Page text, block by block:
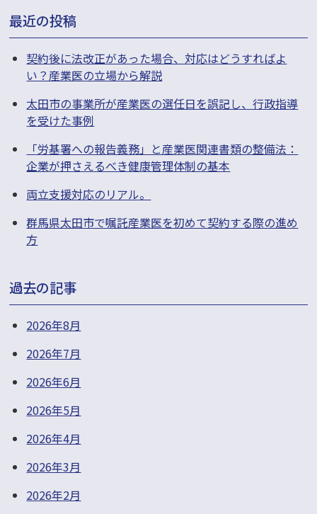
ら
せ
検
最近の投稿
契約後に法改正があった場合、対応はどうすればよ
い？産業医の立場から解説
太田市の事業所が産業医の選任日を誤記し、行政指導
を受けた事例
「労基署への報告義務」と産業医関連書類の整備法：
企業が押さえるべき健康管理体制の基本
両立支援対応のリアル。
群馬県太田市で嘱託産業医を初めて契約する際の進め
方
過去の記事
2026年8月
2026年7月
2026年6月
2026年5月
2026年4月
2026年3月
2026年2月